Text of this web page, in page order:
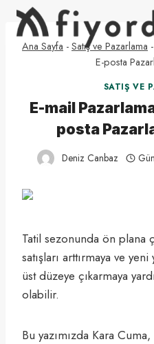
Skip
contentAna Sayfa - Satış ve Pazarlama -
E-posta
SATIŞ VE
E-mail
posta
Deniz Canbaz
Tatil sezonunda ön plana
satışları arttırmaya ve
üst düzeye çıkarmaya
olabilir.
Bu yazımızda Kara